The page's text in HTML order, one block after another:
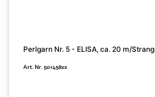
Perlgarn Nr. 5 - ELISA, ca. 20 m/Strang
Art. Nr. 501458xx